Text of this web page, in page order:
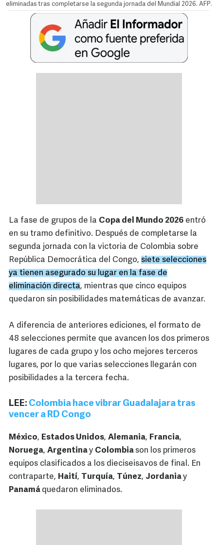
eliminadas tras completarse la segunda jornada del Mundial 2026. AFP.
La fase de grupos de la Copa del Mundo 2026 entró
en su tramo definitivo. Después de completarse la
segunda jornada con la victoria de Colombia sobre
República Democrática del Congo, siete selecciones
ya tienen asegurado su lugar en la fase de
eliminación directa, mientras que cinco equipos
quedaron sin posibilidades matemáticas de avanzar.
A diferencia de anteriores ediciones, el formato de
48 selecciones permite que avancen los dos primeros
lugares de cada grupo y los ocho mejores terceros
lugares, por lo que varias selecciones llegarán con
posibilidades a la tercera fecha.
LEE: Colombia hace vibrar Guadalajara tras
vencer a RD Congo
México, Estados Unidos, Alemania, Francia,
Noruega, Argentinay Colombiason los primeros
equipos clasificados a los dieciseisavos de final. En
contraparte, Haití, Turquía, Túnez, Jordaniay
Panamá quedaron eliminados.